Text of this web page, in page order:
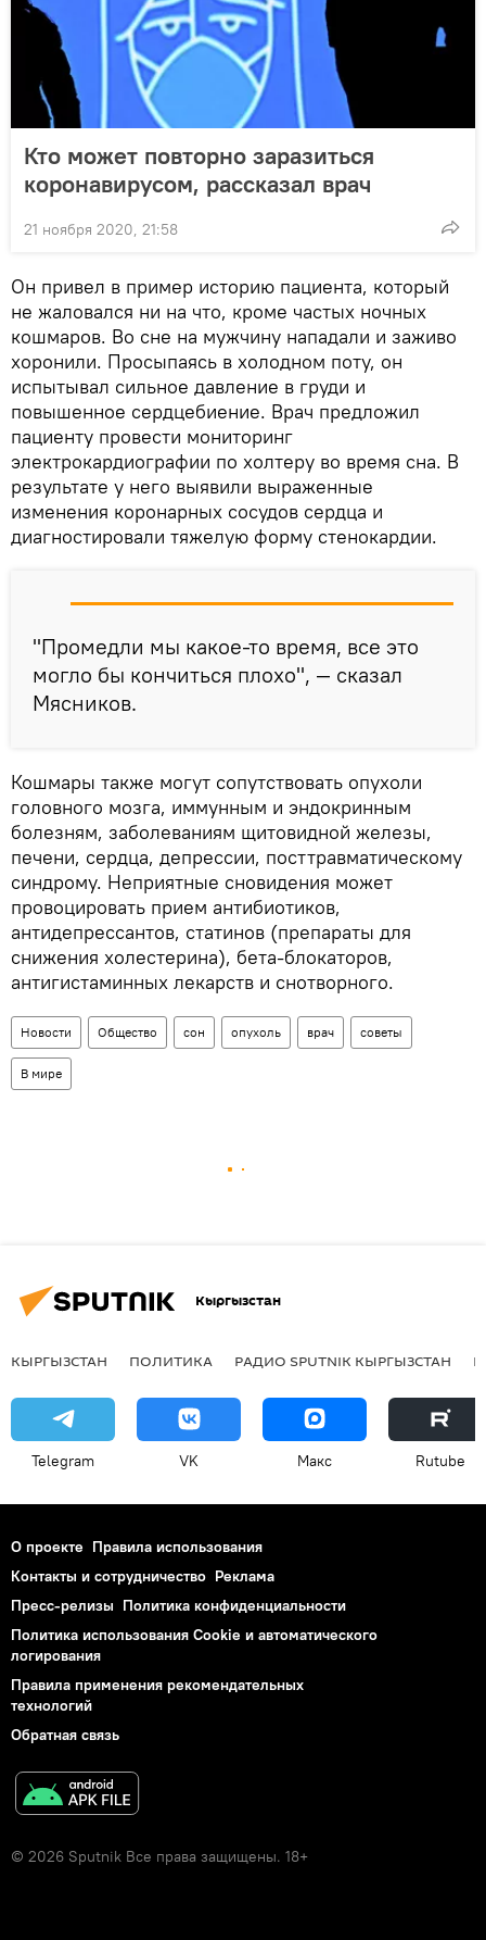
Кто может повторно заразиться
коронавирусом, рассказал врач
21 ноября 2020, 21:58
Он привел в пример историю пациента, который
не жаловался ни на что, кроме частых ночных
кошмаров. Во сне на мужчину нападали и заживо
хоронили. Просыпаясь в холодном поту, он
испытывал сильное давление в груди и
повышенное сердцебиение. Врач предложил
пациенту провести мониторинг
электрокардиографии по холтеру во время сна. В
результате у него выявили выраженные
изменения коронарных сосудов сердца и
диагностировали тяжелую форму стенокардии.
"Промедли мы какое-то время, все это
могло бы кончиться плохо", — сказал
Мясников.
Кошмары также могут сопутствовать опухоли
головного мозга, иммунным и эндокринным
болезням, заболеваниям щитовидной железы,
печени, сердца, депрессии, посттравматическому
синдрому. Неприятные сновидения может
провоцировать прием антибиотиков,
антидепрессантов, статинов (препараты для
снижения холестерина), бета-блокаторов,
антигистаминных лекарств и снотворного.
Новости Общество сон опухоль врач советы
В мире
Кыргызстан
КЫРГЫЗСТАН ПОЛИТИКА РАДИО SPUTNIK КЫРГЫЗСТАН
Telegram VK Макс Rutube
О проекте Правила использования
Контакты и сотрудничество Реклама
Пресс-релизы Политика конфиденциальности
Политика использования Cookie и автоматического
логирования
Правила применения рекомендательных
технологий
Обратная связь
© 2026 Sputnik Все права защищены. 18+